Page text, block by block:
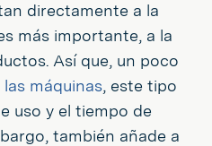
directamente a la
más importante, a la
Así que, un poco
máquinas, este tipo
uso y el tiempo de
también añade a